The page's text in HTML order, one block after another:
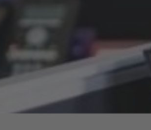
Crédit d'impôt avance immédiate
+30 ans d'expérience